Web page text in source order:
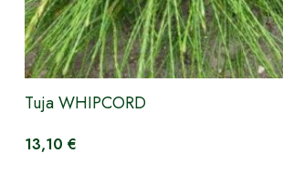
Tuja WHIPCORD
13,10 €